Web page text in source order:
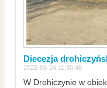
Diecezja
2022-06-24 11:30:48
W Drohiczynie w